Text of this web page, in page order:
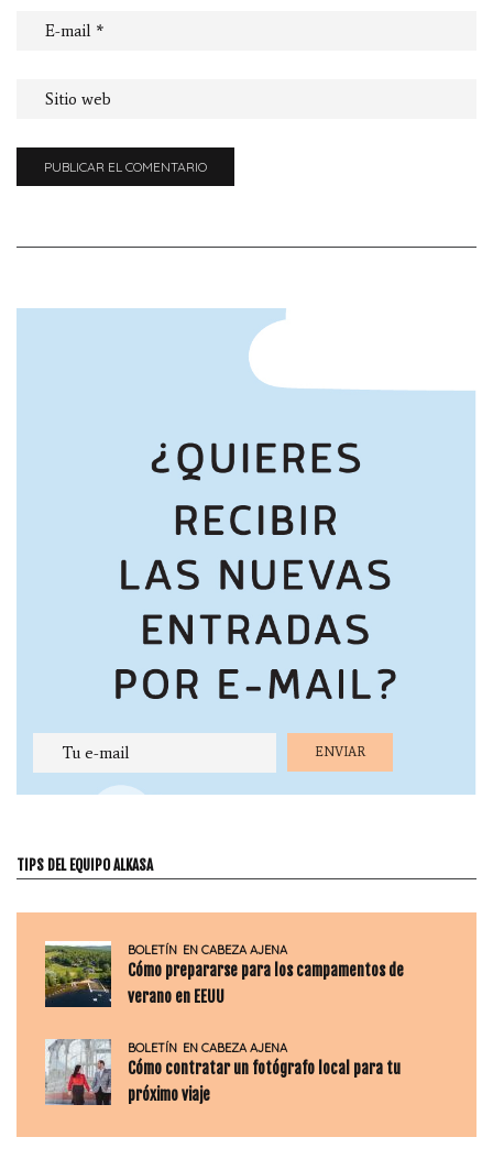
TIPS DEL EQUIPO ALKASA
BOLETÍN EN CABEZA AJENA
Cómo prepararse para los campamentos de
verano en EEUU
BOLETÍN EN CABEZA AJENA
Cómo contratar un fotógrafo local para tu
próximo viaje